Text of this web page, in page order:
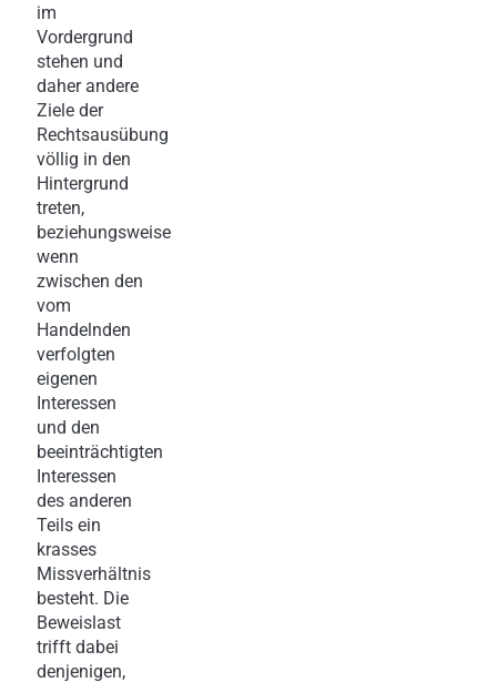
im
Vordergrund
stehen und
daher andere
Ziele der
Rechtsausübung
völlig in den
Hintergrund
treten,
beziehungsweise
wenn
zwischen den
vom
Handelnden
verfolgten
eigenen
Interessen
und den
beeinträchtigten
Interessen
des anderen
Teils ein
krasses
Missverhältnis
besteht. Die
Beweislast
trifft dabei
denjenigen,